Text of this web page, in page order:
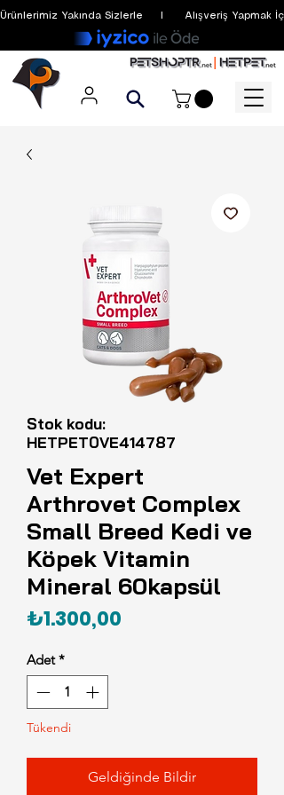
Ürünlerimiz Yakında Sizlerle     I      Alışveriş
Stok kodu:
HETPET0VE414787
Vet Expert
Arthrovet Complex
Small Breed Kedi ve
Köpek Vitamin
Mineral 60kapsül
₺1.300,00
Adet *
Tükendi
Geldiğinde Bildir